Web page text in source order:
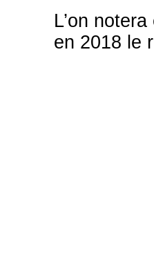
L’on
en 2018 le